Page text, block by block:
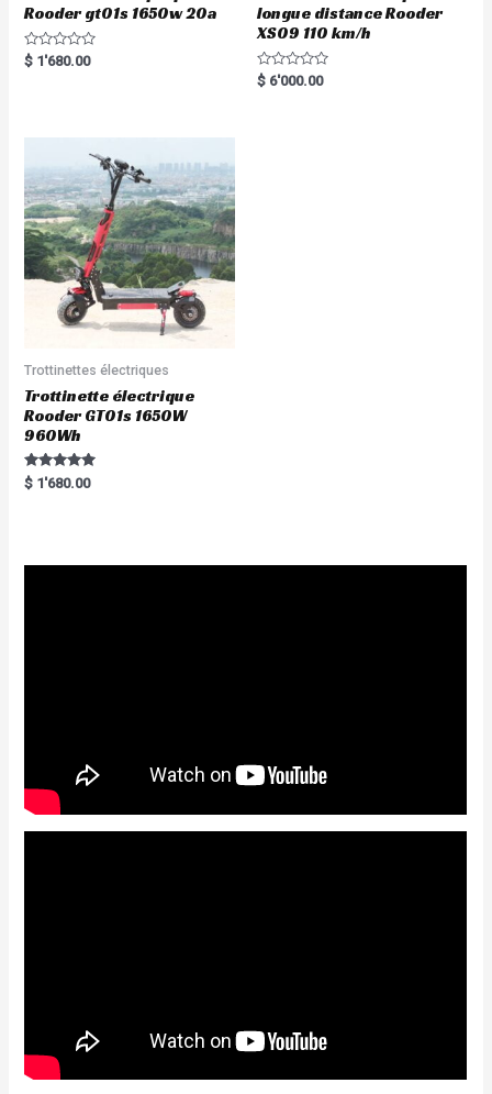
Rooder gt01s 1650w 20a
R
a
f
5
$ 1'680.00
longue distance Rooder
XS09 110 km/h
R
a
$ 6'000.00
Trottinettes électriques
Trottinette électrique
Rooder GT01s 1650W
960Wh
Rated
5.00
$ 1'680.00